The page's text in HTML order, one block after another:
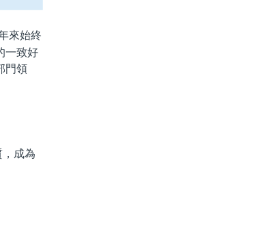
來始終
一致好
門領
成為